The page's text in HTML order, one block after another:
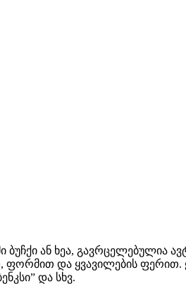
ან ხეა, გავრცელებულია
ფორმით და ყვავილების
და სხვ.